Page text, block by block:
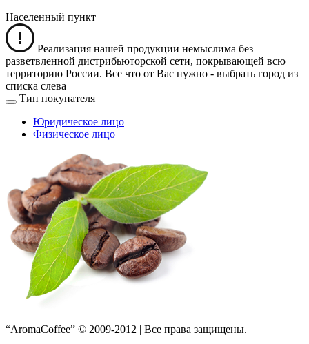
Населенный пункт
Реализация нашей продукции немыслима без
разветвленной дистрибьюторской сети, покрывающей всю
территорию России. Все что от Вас нужно - выбрать город из
списка слева
Тип покупателя
Юридическое лицо
Физическое лицо
“AromaCoffee” © 2009-2012 | Все права защищены.